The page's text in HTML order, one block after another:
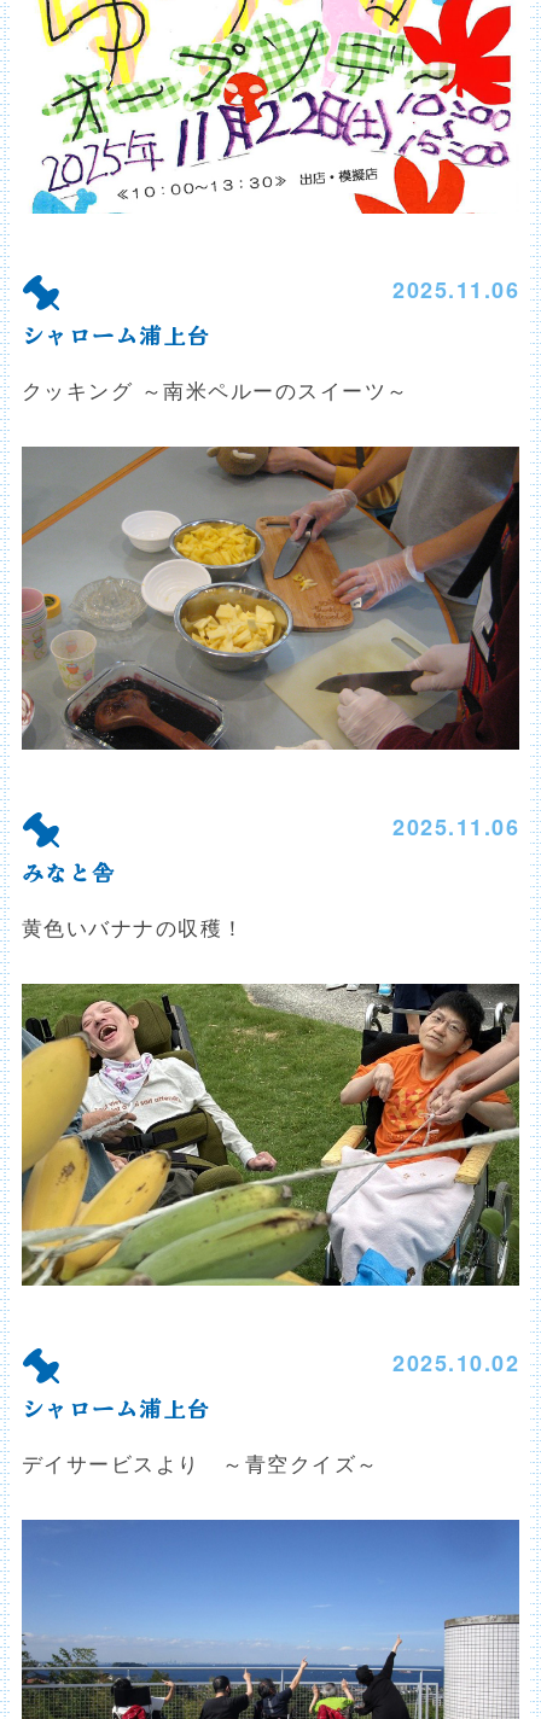
2025.11.06
シャローム浦上台
クッキング ～南米ペルーのスイーツ～
2025.11.06
みなと舎
黄色いバナナの収穫！
2025.10.02
シャローム浦上台
デイサービスより ～青空クイズ～